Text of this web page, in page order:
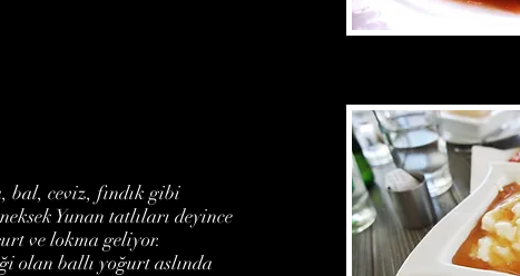
bal, ceviz, fındık gibi
Yunan tatlıları deyince
ve lokma geliyor.
olan ballı yoğurt aslında